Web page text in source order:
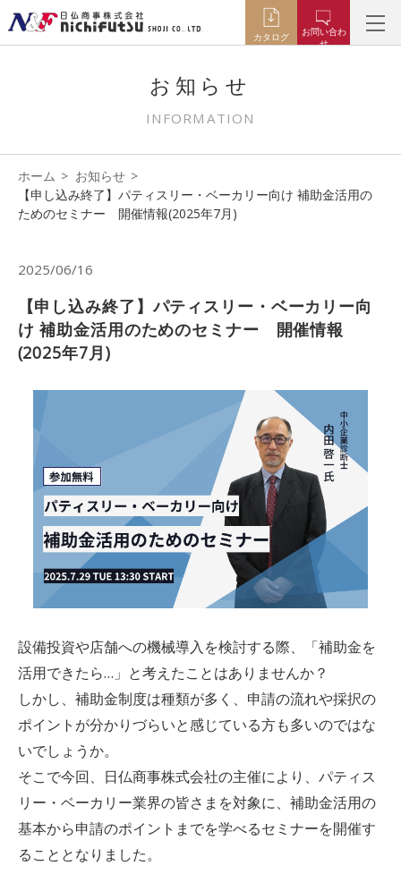
カタログ
お問い合わ
せ
お知らせ
INFORMATION
ホーム
お知らせ
【申し込み終了】パティスリー・ベーカリー向け 補助金活用の
ためのセミナー 開催情報(2025年7月)
2025/06/16
【申し込み終了】パティスリー・ベーカリー向
け 補助金活用のためのセミナー 開催情報
(2025年7月)
設備投資や店舗への機械導入を検討する際、「補助金を
活用できたら…」と考えたことはありませんか？
しかし、補助金制度は種類が多く、申請の流れや採択の
ポイントが分かりづらいと感じている方も多いのではな
いでしょうか。
そこで今回、日仏商事株式会社の主催により、パティス
リー・ベーカリー業界の皆さまを対象に、補助金活用の
基本から申請のポイントまでを学べるセミナーを開催す
ることとなりました。